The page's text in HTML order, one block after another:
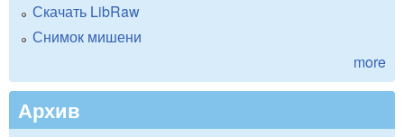
Скачать LibRaw
Снимок мишени
more
Архив